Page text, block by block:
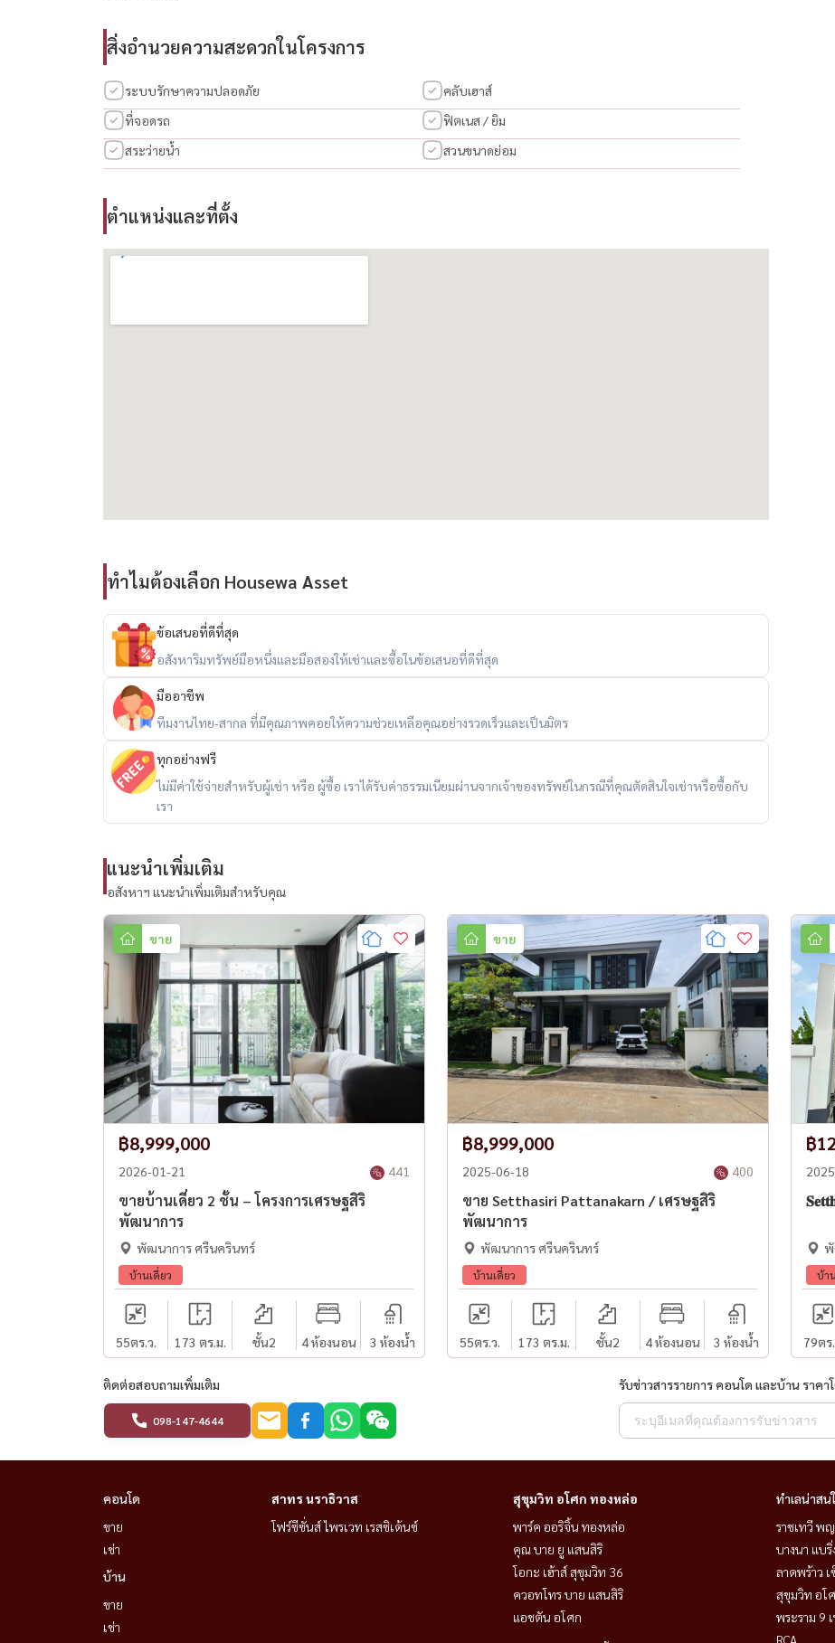
เศรษฐสิริ พัฒนาการ
ขาย — บ้านเดี่ยว (2 ชั้น)
4 ห้องนอน | ประมาณ 181 ตร.ม. | 58.8 ตร.วา
ที่ตั้ง: เศรษฐสิริ พัฒนาการ
ราคา: 13,000,000 บาท
คุณสมบัติหลัก:
• บ้านเดี่ยว 2 ชั้น ในชุมชนเงียบสงบและปลอดภัย
• 4 ห้องนอน, 3 ห้องน้ำ, ที่จอดรถ 2 คัน
• ง่ายต่อการเข้าถึงทางด่วนและใจกลางกรุงเทพฯ
位置：塞塔西里帕塔纳卡恩
价格：13,000,000 泰铢
主要特点：
• 双层独立式住宅，位于安静安全的社区
• 4 间卧室，3 间浴室，2 个停车位
• 约 181 平方米的实用面积，占地 58.8 平方瓦
• 可立即入住
• 交通便利，可通往高速公路和曼谷市中心
• 由泰国顶级开发商 Sansiri 开发
• 适合家庭、专业人士和外籍人士居住。
----------------------------------------------
📞 Call / WhatsApp:098-147-4644
💬 LINE: @housewa
📧 Email: sales@housewathailand.com
🌐 Website: www.housewathailand.com
#HouseForSaleBangkok #SetthasiriPattanakarn #SansiriHome #PattanakarnHouse
#LuxuryHomeBangkok #BangkokRealEstate #BuyHomeBangkok #FamilyHomeThailand
#HouseNearExpressway #BangkokProperty #HousewaThailand #บ้านเดี่ยวกรุงเทพ #บ้านเดี่ยวพัฒนาการ
#เศรษฐสิริพัฒนาการ #ขายบ้านกรุงเทพ #ซื้อบ้านกรุงเทพ #บ้านเดี่ยวใกล้ทางด่วน #บ้านพร้อมอยู่
สิ่งอำนวยความสะดวกในโครงการ
ระบบรักษาความปลอดภัย
คลับเฮาส์
ที่จอดรถ
ฟิตเนส / ยิม
สระว่ายน้ำ
สวนขนาดย่อม
ตำแหน่งและที่ตั้ง
ทำไมต้องเลือก Housewa Asset
ข้อเสนอที่ดีที่สุด
อสังหาริมทรัพย์มือหนึ่งและมือสองให้เช่าและซื้อในข้อเสนอที่ดีที่สุด
มืออาชีพ
ทีมงานไทย-สากล ที่มีคุณภาพคอยให้ความช่วยเหลือคุณอย่างรวดเร็วและเป็นมิตร
ทุกอย่างฟรี
ไม่มีค่าใช้จ่ายสำหรับผู้เช่า หรือ ผู้ซื้อ เราได้รับค่าธรรมเนียมผ่านจากเจ้าของทรัพย์ในกรณีที่คุณตัดสินใจเช่าหรือซื้อกับ
เรา
แนะนำเพิ่มเติม
อสังหาฯ แนะนำเพิ่มเติมสำหรับคุณ
ขาย
฿8,999,000
2026-01-21 441
ขายบ้านเดี่ยว 2 ชั้น – โครงการเศรษฐสิริ
พัฒนาการ
พัฒนาการ ศรีนครินทร์
บ้านเดี่ยว
55ตร.ว. 173 ตร.ม. ชั้น2 4 ห้องนอน 3 ห้องน้ำ
ขาย
฿8,999,000
2025-06-18 400
ขาย Setthasiri Pattanakarn / เศรษฐสิริ
พัฒนาการ
พัฒนาการ ศรีนครินทร์
บ้านเดี่ยว
55ตร.ว. 173 ตร.ม. ชั้น2 4 ห้องนอน 3 ห้องน้ำ
฿
บ้า
79ตร.
ติดต่อสอบถามเพิ่มเติม
098-147-4644
รับข่าวสารรายการ คอนโด และบ้าน ราคา
คอนโด
ขาย
เช่า
บ้าน
ขาย
เช่า
สาทร นราธิวาส
โฟร์ซีซั่นส์ ไพรเวท เรสซิเด้นซ์
สุขุมวิท อโศก ทองหล่อ
พาร์ค ออริจิ้น ทองหล่อ
คุณ บาย ยู แสนสิริ
โอกะ เฮ้าส์ สุขุมวิท 36
ควอทโทร บาย แสนสิริ
แอชตัน อโศก
ทำเลน่าสน
ราชเทวี พ
บางนา แบริ่
ลาดพร้าว
สุขุมวิท อโ
พระราม 9
RCA